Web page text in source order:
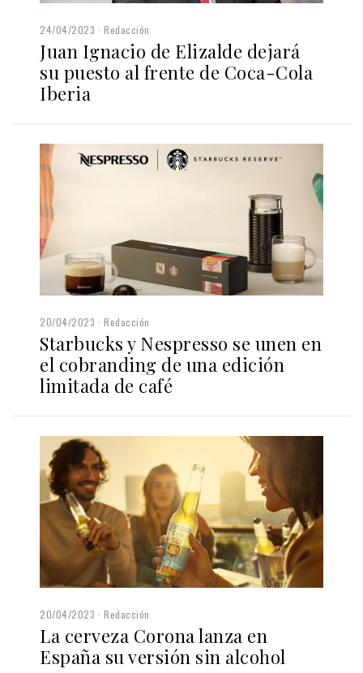
24/04/2023 Redacción
Juan Ignacio de Elizalde dejará
su puesto al frente de Coca-Cola
Iberia
20/04/2023 Redacción
Starbucks y Nespresso se unen en
el cobranding de una edición
limitada de café
20/04/2023 Redacción
La cerveza Corona lanza en
España su versión sin alcohol